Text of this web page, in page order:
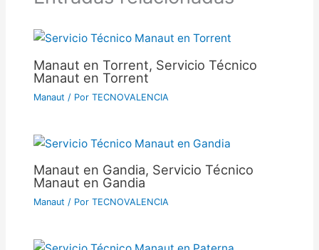
Manaut en Torrent, Servicio Técnico
Manaut en Torrent
Manaut / PorTECNOVALENCIA
Manaut en Gandia, Servicio Técnico
Manaut en Gandia
Manaut / PorTECNOVALENCIA